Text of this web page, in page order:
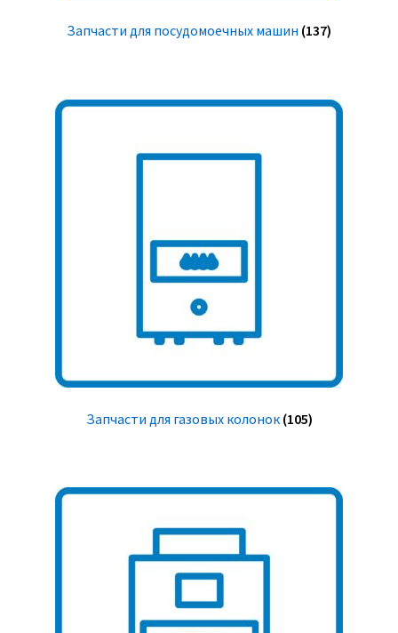
Запчасти для посудомоечных машин (137)
Запчасти для газовых колонок (105)